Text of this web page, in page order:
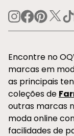
Encontre no
marcas em
as principais
coleções de
outras marcas
moda online
facilidades de